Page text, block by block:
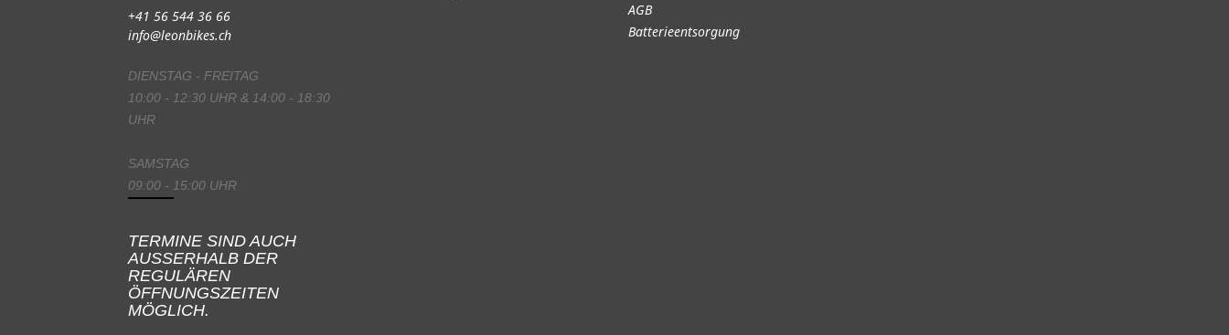
+41 56 544 36 66
info@leonbikes.ch
DIENSTAG - FREITAG
10:00 - 12:30 UHR & 14:00 - 18:30
UHR
SAMSTAG
09:00 - 15:00 UHR
TERMINE SIND AUCH
AUSSERHALB DER
REGULÄREN
ÖFFNUNGSZEITEN
MÖGLICH.
AGB
Batterieentsorgung